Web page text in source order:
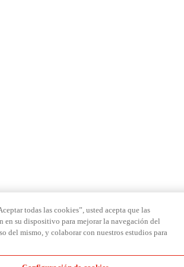
todas las cookies”, usted acepta que las
en su dispositivo para mejorar la navegación del
del mismo, y colaborar con nuestros estudios para